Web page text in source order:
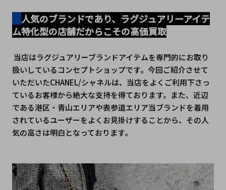
人気のブランドであり、ラグジュアリーアイテ
ム特化型の店舗だからこその高価買取
扱いしているコンセプトショップです。今回ご紹介させて
いただいたCHANEL/シャネルは、当店をよくご利用下さっ
ているお客様から絶大な支持を得ております。また、近辺
である港区・青山エリアや表参道エリア当ブランドを着用
されているユーザーをよくお見掛けすることから、その人
気の高さは明白となっております。